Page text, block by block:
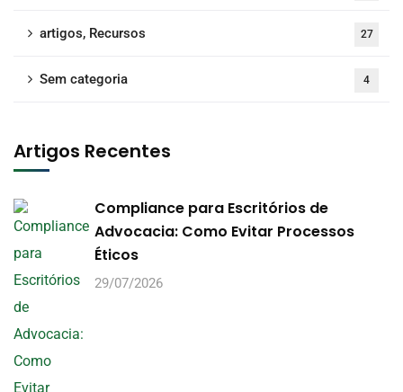
artigos, Recursos 27
Sem categoria 4
Artigos Recentes
Compliance para Escritórios de
Advocacia: Como Evitar Processos
Éticos
29/07/2026